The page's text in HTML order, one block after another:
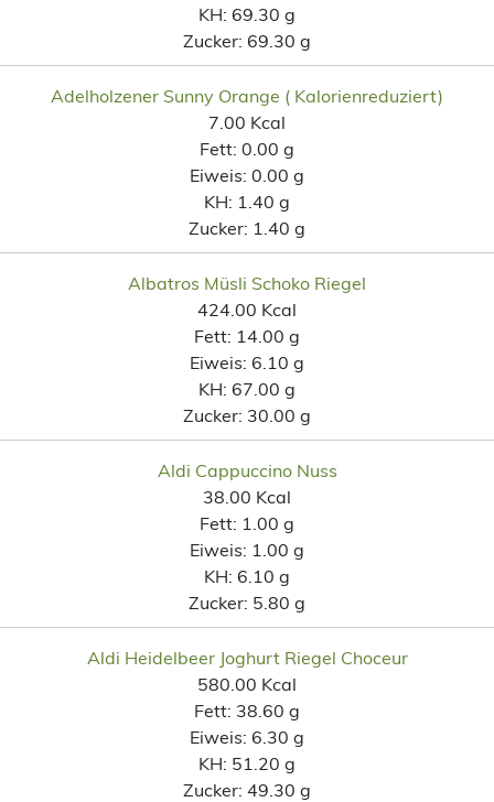
KH: 69.30 g
Zucker: 69.30 g
Adelholzener Sunny Orange ( Kalorienreduziert)
7.00 Kcal
Fett: 0.00 g
Eiweis: 0.00 g
KH: 1.40 g
Zucker: 1.40 g
Albatros Müsli Schoko Riegel
424.00 Kcal
Fett: 14.00 g
Eiweis: 6.10 g
KH: 67.00 g
Zucker: 30.00 g
Aldi Cappuccino Nuss
38.00 Kcal
Fett: 1.00 g
Eiweis: 1.00 g
KH: 6.10 g
Zucker: 5.80 g
Aldi Heidelbeer Joghurt Riegel Choceur
580.00 Kcal
Fett: 38.60 g
Eiweis: 6.30 g
KH: 51.20 g
Zucker: 49.30 g